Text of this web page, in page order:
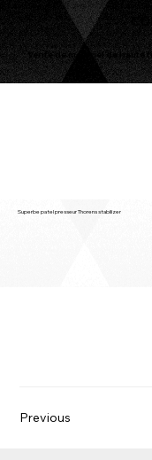
Vente de matériel de haute
Superbe patel presseur Thorens stabilizer
Previous